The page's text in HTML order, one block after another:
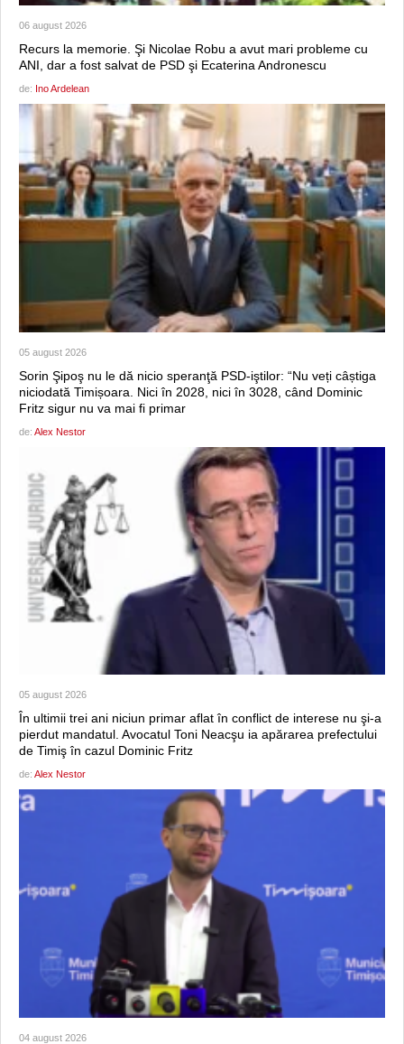
06 august 2026
Recurs la memorie. Şi Nicolae Robu a avut mari probleme cu
ANI, dar a fost salvat de PSD şi Ecaterina Andronescu
de: Ino Ardelean
05 august 2026
Sorin Şipoş nu le dă nicio speranţă PSD-iştilor: “Nu veți câștiga
niciodată Timișoara. Nici în 2028, nici în 3028, când Dominic
Fritz sigur nu va mai fi primar
de: Alex Nestor
05 august 2026
În ultimii trei ani niciun primar aflat în conflict de interese nu şi-a
pierdut mandatul. Avocatul Toni Neacşu ia apărarea prefectului
de Timiş în cazul Dominic Fritz
de: Alex Nestor
04 august 2026